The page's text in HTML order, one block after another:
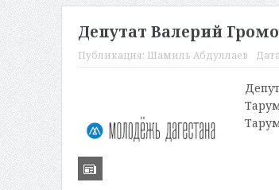
Депутат Валерий
Публикация: Шамиль Абдуллаев